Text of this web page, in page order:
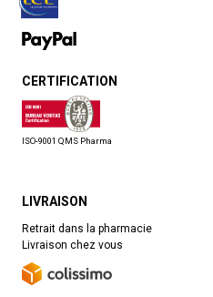
CERTIFICATION
ISO-9001 QMS Pharma
LIVRAISON
Retrait dans la pharmacie
Livraison chez vous